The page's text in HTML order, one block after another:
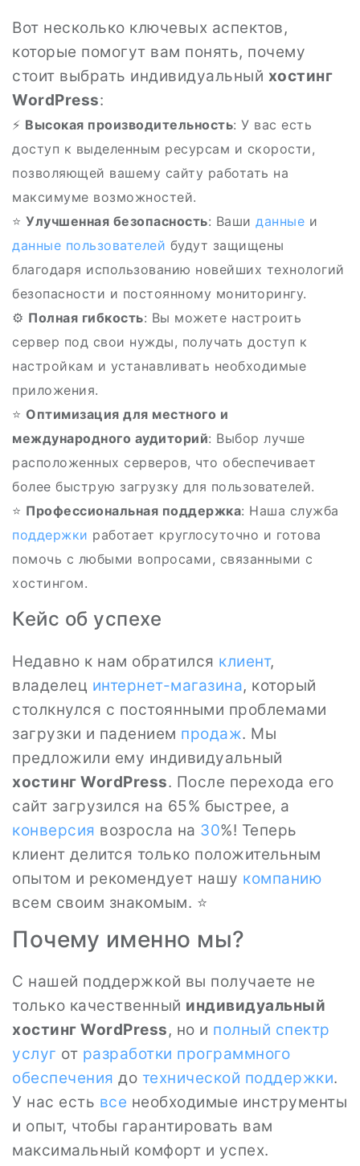
Вот несколько ключевых аспектов,
которые помогут вам понять, почему
стоит выбрать индивидуальный хостинг
WordPress:
⚡ Высокая производительность: У вас есть
доступ к выделенным ресурсам и скорости,
позволяющей вашему сайту работать на
максимуме возможностей.
⭐ Улучшенная безопасность: Ваши данные и
данные пользователей будут защищены
благодаря использованию новейших технологий
безопасности и постоянному мониторингу.
⚙️ Полная гибкость: Вы можете настроить
сервер под свои нужды, получать доступ к
настройкам и устанавливать необходимые
приложения.
⭐ Оптимизация для местного и
международного аудиторий: Выбор лучше
расположенных серверов, что обеспечивает
более быструю загрузку для пользователей.
⭐ Профессиональная поддержка: Наша служба
поддержки работает круглосуточно и готова
помочь с любыми вопросами, связанными с
хостингом.
Кейс об успехе
Недавно к нам обратился клиент,
владелец интернет-магазина, который
столкнулся с постоянными проблемами
загрузки и падением продаж. Мы
предложили ему индивидуальный
хостинг WordPress. После перехода его
сайт загрузился на 65% быстрее, а
конверсия возросла на 30%! Теперь
клиент делится только положительным
опытом и рекомендует нашу компанию
всем своим знакомым. ⭐
Почему именно мы?
С нашей поддержкой вы получаете не
только качественный индивидуальный
хостинг WordPress, но и полный спектр
услуг от разработки программного
обеспечения до технической поддержки.
У нас есть все необходимые инструменты
и опыт, чтобы гарантировать вам
максимальный комфорт и успех.